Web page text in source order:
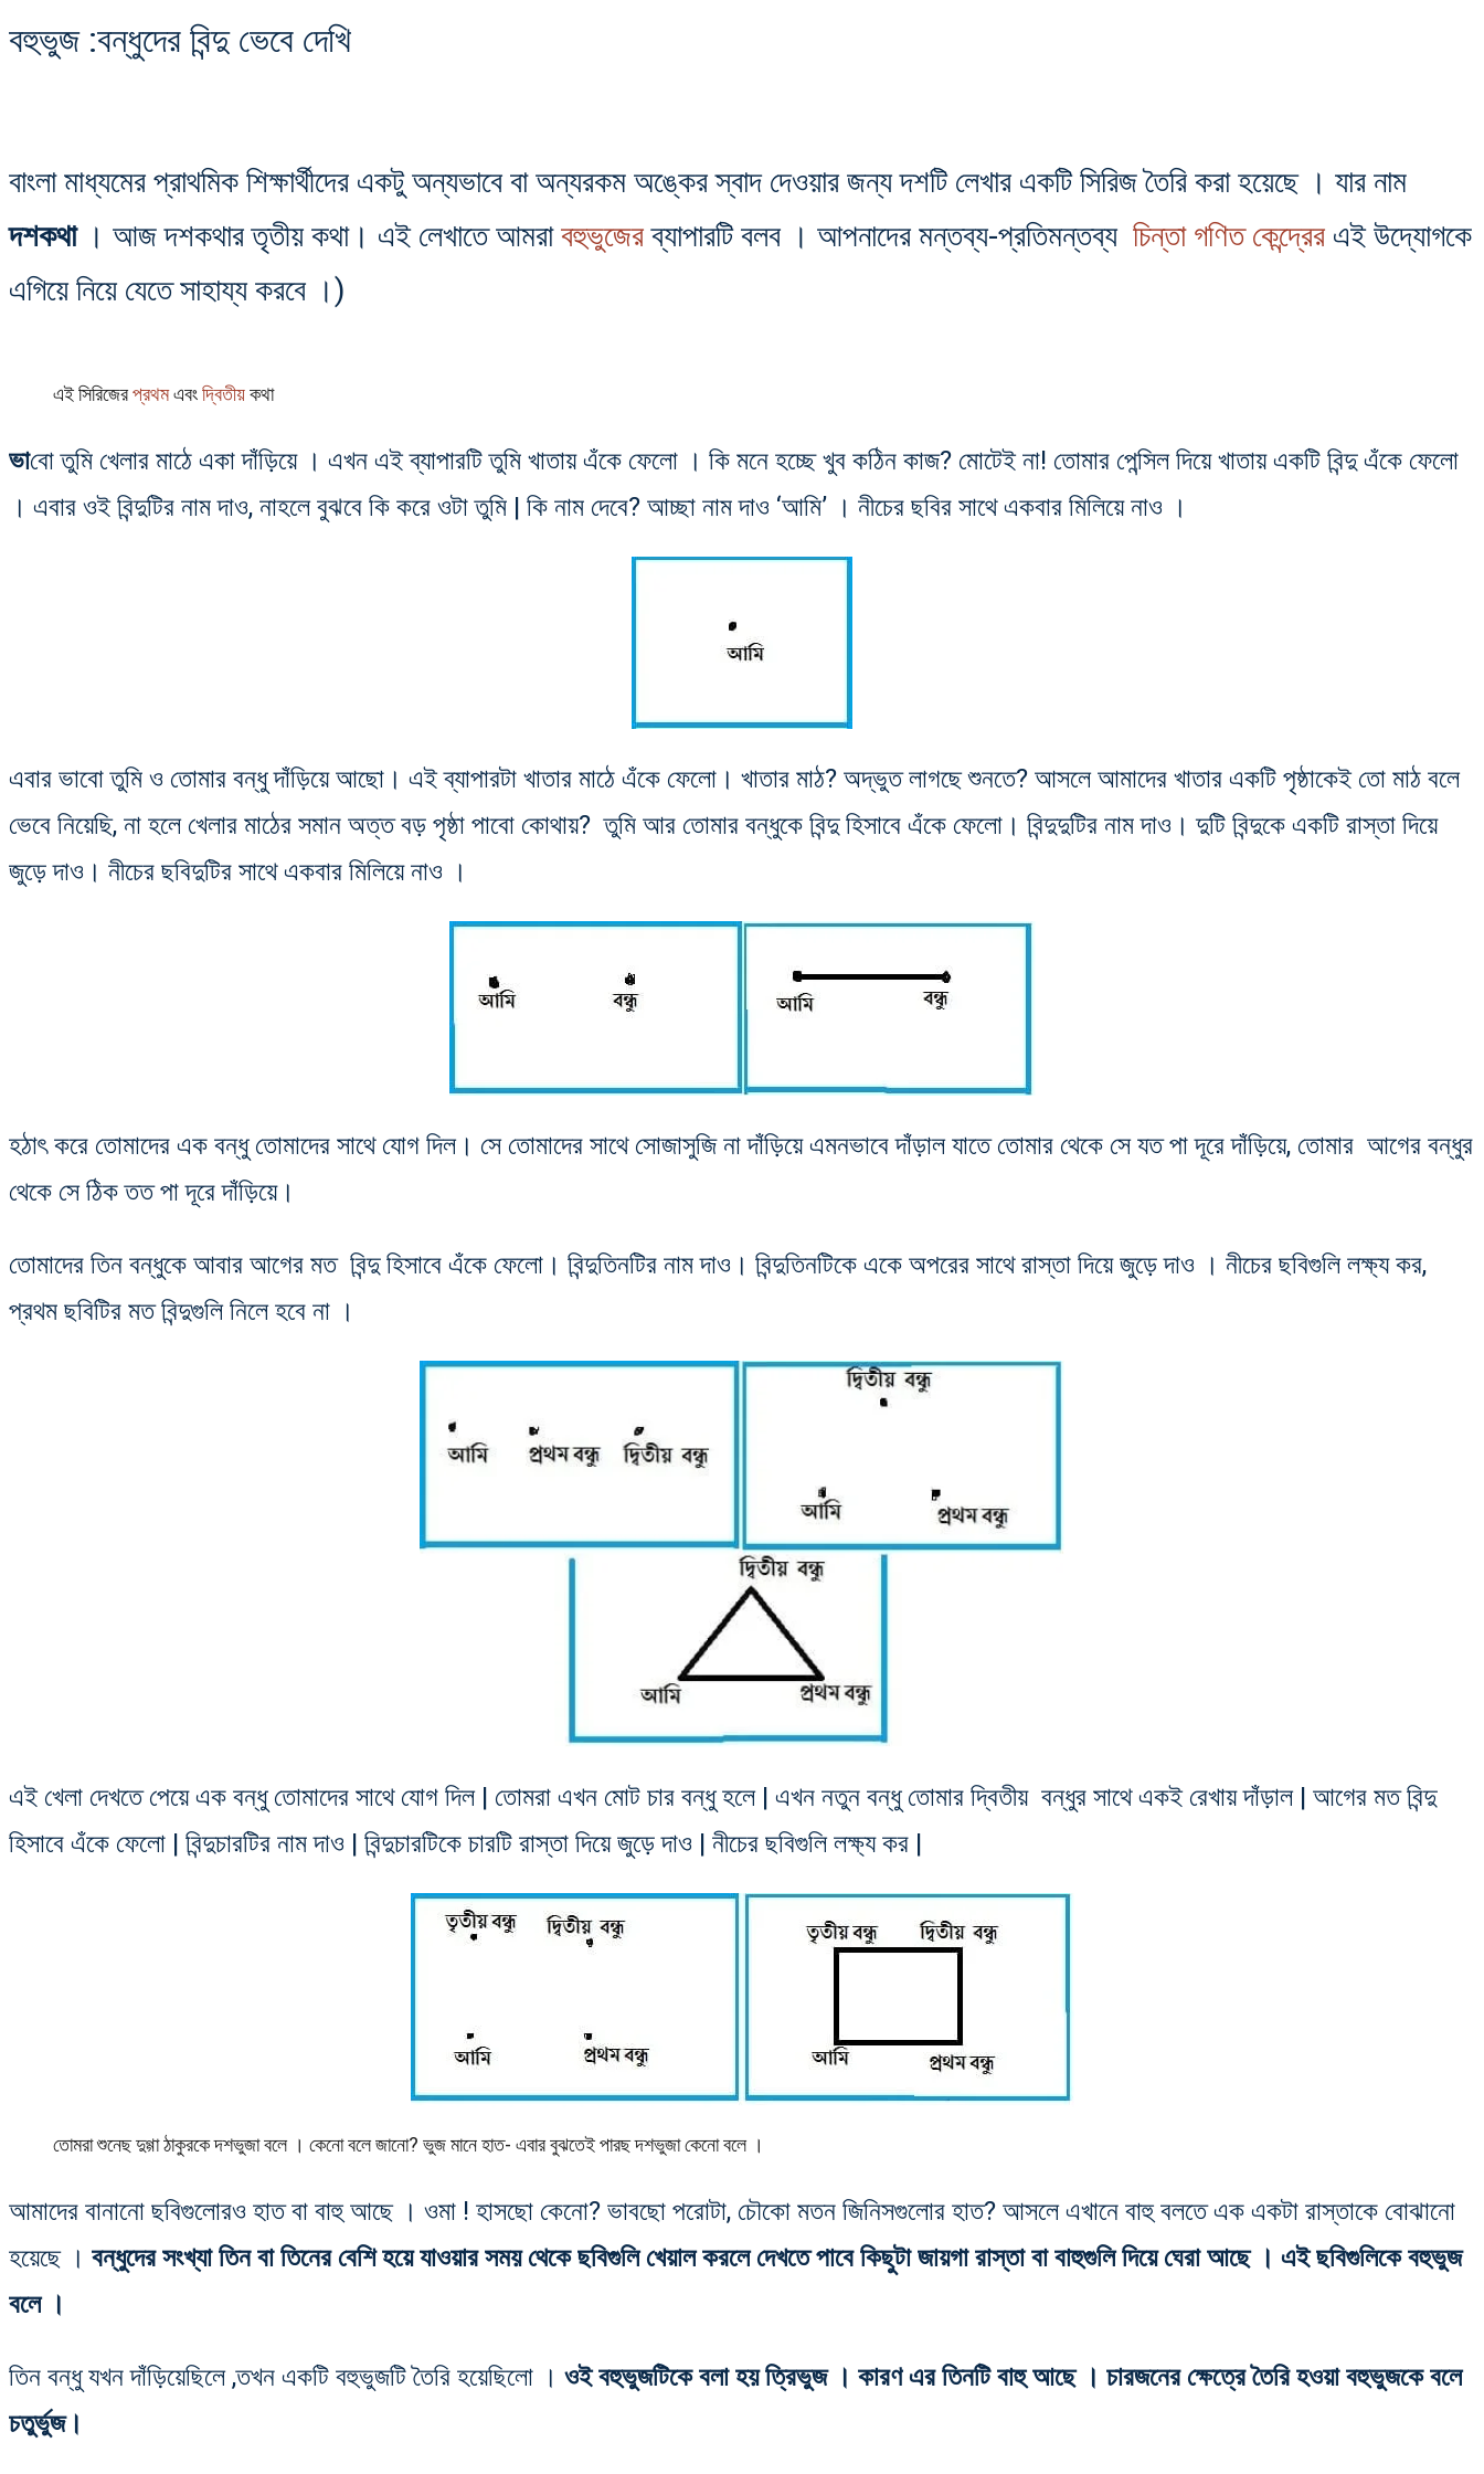
বহুভুজ :বন্ধুদের বিন্দু ভেবে দেখি
বাংলা মাধ্যমের প্রাথমিক শিক্ষার্থীদের একটু অন্যভাবে বা অন্যরকম অঙ্কের স্বাদ দেওয়ার জন্য দশটি লেখার একটি সিরিজ তৈরি করা হয়েছে । যার নাম
দশকথা। আজ দশকথার তৃতীয় কথা। এই লেখাতে আমরাবহুভুজেরব্যাপারটি বলব । আপনাদের মন্তব্য-প্রতিমন্তব্য চিন্তা গণিত কেন্দ্রের এই উদ্যোগকে
এগিয়ে নিয়ে যেতে সাহায্য করবে ।)
এই সিরিজেরপ্রথমএবংদ্বিতীয়কথা
ভাবো তুমি খেলার মাঠে একা দাঁড়িয়ে । এখন এই ব্যাপারটি তুমি খাতায় এঁকে ফেলো । কি মনে হচ্ছে খুব কঠিন কাজ? মোটেই না! তোমার পেন্সিল দিয়ে খাতায় একটি বিন্দু এঁকে ফেলো
। এবার ওই বিন্দুটির নাম দাও, নাহলে বুঝবে কি করে ওটা তুমি | কি নাম দেবে? আচ্ছা নাম দাও ‘আমি’ । নীচের ছবির সাথে একবার মিলিয়ে নাও ।
এবার ভাবো তুমি ও তোমার বন্ধু দাঁড়িয়ে আছো। এই ব্যাপারটা খাতার মাঠে এঁকে ফেলো। খাতার মাঠ? অদ্ভুত লাগছে শুনতে? আসলে আমাদের খাতার একটি পৃষ্ঠাকেই তো মাঠ বলে
ভেবে নিয়েছি, না হলে খেলার মাঠের সমান অত্ত বড় পৃষ্ঠা পাবো কোথায়? তুমি আর তোমার বন্ধুকে বিন্দু হিসাবে এঁকে ফেলো। বিন্দুদুটির নাম দাও। দুটি বিন্দুকে একটি রাস্তা দিয়ে
জুড়ে দাও। নীচের ছবিদুটির সাথে একবার মিলিয়ে নাও ।
হঠাৎ করে তোমাদের এক বন্ধু তোমাদের সাথে যোগ দিল। সে তোমাদের সাথে সোজাসুজি না দাঁড়িয়ে এমনভাবে দাঁড়াল যাতে তোমার থেকে সে যত পা দূরে দাঁড়িয়ে, তোমার আগের বন্ধুর
থেকে সে ঠিক তত পা দূরে দাঁড়িয়ে।
তোমাদের তিন বন্ধুকে আবার আগের মত বিন্দু হিসাবে এঁকে ফেলো। বিন্দুতিনটির নাম দাও। বিন্দুতিনটিকে একে অপরের সাথে রাস্তা দিয়ে জুড়ে দাও । নীচের ছবিগুলি লক্ষ্য কর,
প্রথম ছবিটির মত বিন্দুগুলি নিলে হবে না ।
এই খেলা দেখতে পেয়ে এক বন্ধু তোমাদের সাথে যোগ দিল | তোমরা এখন মোট চার বন্ধু হলে | এখন নতুন বন্ধু তোমার দ্বিতীয় বন্ধুর সাথে একই রেখায় দাঁড়াল | আগের মত বিন্দু
হিসাবে এঁকে ফেলো | বিন্দুচারটির নাম দাও | বিন্দুচারটিকে চারটি রাস্তা দিয়ে জুড়ে দাও | নীচের ছবিগুলি লক্ষ্য কর |
তোমরা শুনেছ দুগ্গা ঠাকুরকে দশভুজা বলে । কেনো বলে জানো? ভুজ মানে হাত- এবার বুঝতেই পারছ দশভুজা কেনো বলে ।
আমাদের বানানো ছবিগুলোরও হাত বা বাহু আছে । ওমা ! হাসছো কেনো? ভাবছো পরোটা, চৌকো মতন জিনিসগুলোর হাত? আসলে এখানে বাহু বলতে এক একটা রাস্তাকে বোঝানো
হয়েছে । বন্ধুদের সংখ্যা তিন বা তিনের বেশি হয়ে যাওয়ার সময় থেকে ছবিগুলি খেয়াল করলে দেখতে পাবে কিছুটা জায়গা রাস্তা বা বাহুগুলি দিয়ে ঘেরা আছে । এই ছবিগুলিকে বহুভুজ
বলে ।
তিন বন্ধু যখন দাঁড়িয়েছিলে ,তখন একটি বহুভুজটি তৈরি হয়েছিলো । ওই বহুভুজটিকে বলা হয় ত্রিভুজ । কারণ এর তিনটি বাহু আছে । চারজনের ক্ষেত্রে তৈরি হওয়া বহুভুজকে বলে
চতুর্ভুজ।